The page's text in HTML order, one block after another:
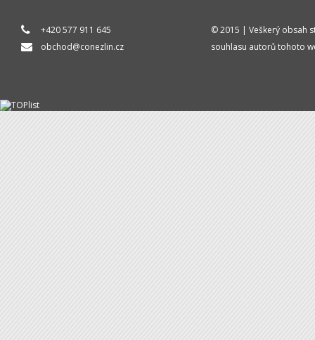
+420 577 911 645
obchod@conezlin.cz
© 2015 | Veškerý obsah
souhlasu autorů tohoto